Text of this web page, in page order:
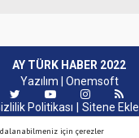
için çerezler
AY TÜRK HABER 2022
Yazılım | Onemsoft
Politikası Sitene Ekle